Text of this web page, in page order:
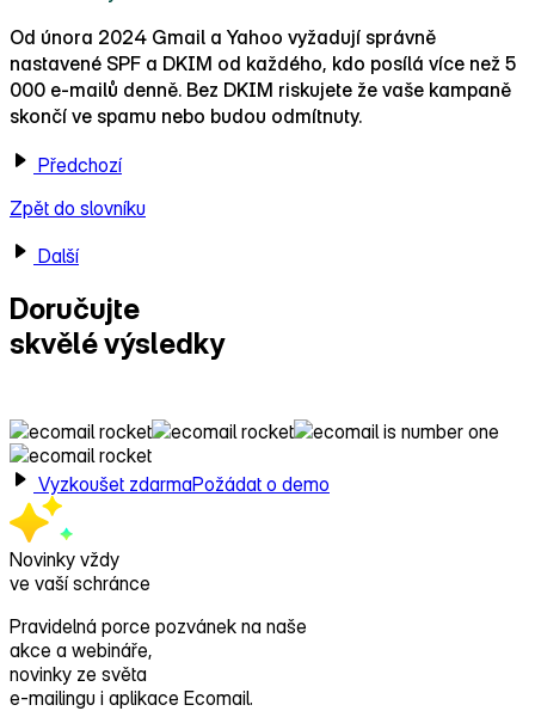
Od února 2024 Gmail a Yahoo vyžadují správně
nastavené SPF a DKIM od každého, kdo posílá více než 5
000 e‑mailů denně. Bez DKIM riskujete že vaše kampaně
skončí ve spamu nebo budou odmítnuty.
Předchozí
Zpět do slovníku
Další
Doručujte
skvělé výsledky
Vyzkoušet zdarmaPožádat o demo
Novinky vždy
ve vaší schránce
Pravidelná porce pozvánek na naše
akce a webináře,
novinky ze světa
e‑mailingu i aplikace Ecomail.